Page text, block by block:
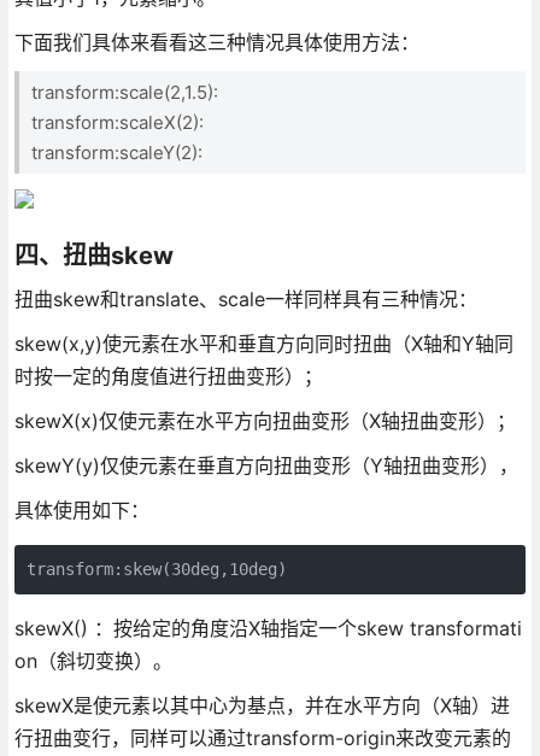
下面我们具体来看看这三种情况具体使用方法：
transform:scale(2,1.5):
transform:scaleX(2):
transform:scaleY(2):
四、扭曲skew
扭曲skew和translate、scale一样同样具有三种情况：
skew(x,y)使元素在水平和垂直方向同时扭曲（X轴和Y轴同
时按一定的角度值进行扭曲变形）；
skewX(x)仅使元素在水平方向扭曲变形（X轴扭曲变形）；
skewY(y)仅使元素在垂直方向扭曲变形（Y轴扭曲变形），
具体使用如下：
transform:skew(30deg,10deg)
skewX() ：按给定的角度沿X轴指定一个skew transformati
on（斜切变换）。
skewX是使元素以其中心为基点，并在水平方向（X轴）进
行扭曲变行，同样可以通过transform-origin来改变元素的